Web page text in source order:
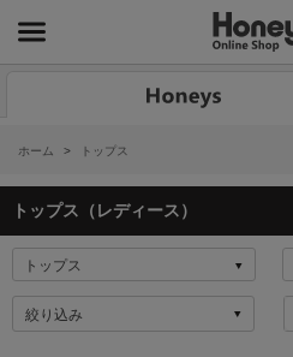
ホーム > トップス
トップス（レディース）
絞り込み